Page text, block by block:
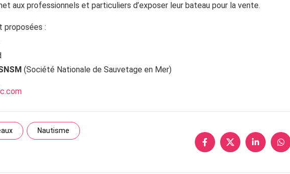
aux professionnels et particuliers d’exposer leur bateau pour la vente.
proposées :
(Société Nationale de Sauvetage en Mer)
Nautisme